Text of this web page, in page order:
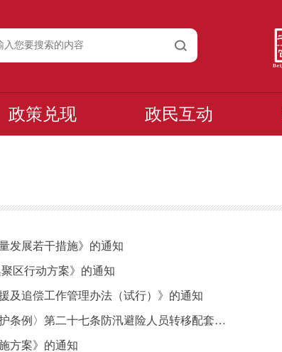
政策兑现 政民互动
发展若干措施》的通知
区行动方案》的通知
及追偿工作管理办法（试行）》的通知
北京市丰台区人民政府防汛抗旱指挥部关于印发《〈北京市永定河保护条例〉第二十七条防汛避险人员转移配套实施细则》的通知
方案》的通知